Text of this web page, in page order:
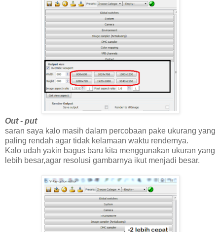
Out - put
saran saya kalo masih dalam percobaan pake ukurang yang
paling rendah agar tidak kelamaan waktu rendernya.
Kalo udah yakin bagus baru kita menggunakan ukuran yang
lebih besar,agar resolusi gambarnya ikut menjadi besar.